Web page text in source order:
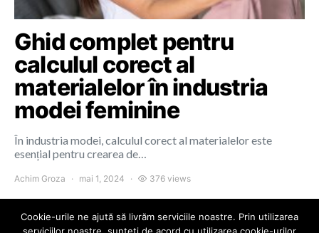
Ghid complet pentru
calculul corect al
materialelor în industria
modei feminine
În industria modei, calculul corect al materialelor este
esențial pentru crearea de…
Achim Groza mai 1, 2024 376 views
Cookie-urile ne ajută să livrăm serviciile noastre. Prin utilizarea